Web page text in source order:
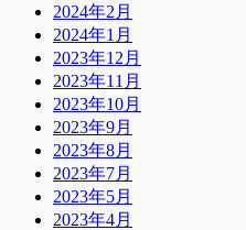
2024年2月
2024年1月
2023年12月
2023年11月
2023年10月
2023年9月
2023年8月
2023年7月
2023年5月
2023年4月